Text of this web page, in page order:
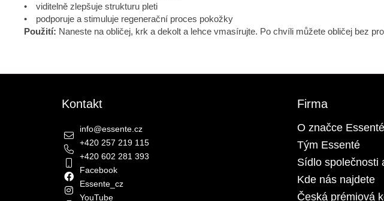
• viditelně zlepšuje strukturu pleti
• podporuje a stimuluje regenerační proces pokožky
Použití: Naneste na obličej, krk a dekolt a lehce vmasírujte. Po chvíli můžete obličej bez
Kontakt
info@essente.cz
+420 257 219 115
+420 602 281 393
Facebook
Essente_cz
YouTube
Firma
O značce Essenté
Tým Essenté
Sídlo společnosti
Kde nás najdete
Česká prémiová